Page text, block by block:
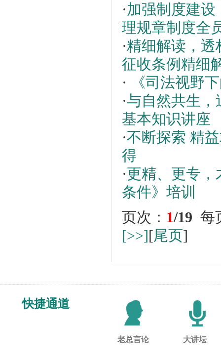
·加强制度建
理规章制度全
·精细解读，
征收条例精细
· 《司法视野
·与自然共生
基本知识讲座
·不断探索 精
得
·更精、更专
条件》培训
页次： 1/19 每
[>>][尾页]
快捷通道
老总言论 大讲坛